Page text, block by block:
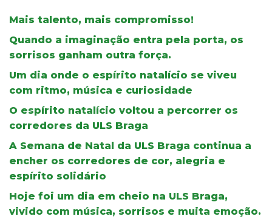
Mais talento, mais compromisso!
Quando a imaginação entra pela porta, os
sorrisos ganham outra força.
Um dia onde o espírito natalício se viveu
com ritmo, música e curiosidade
O espírito natalício voltou a percorrer os
corredores da ULS Braga
A Semana de Natal da ULS Braga continua a
encher os corredores de cor, alegria e
espírito solidário
Hoje foi um dia em cheio na ULS Braga,
vivido com música, sorrisos e muita emoção.